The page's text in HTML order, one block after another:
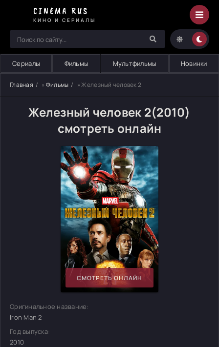
CINEMA RUS
КИНО И СЕРИАЛЫ
Сериалы Фильмы Мультфильмы Новинки
Главная » Фильмы » Железный человек 2
Железный человек 2(2010)
смотреть онлайн
СМОТРЕТЬ ОНЛАЙН
Оригинальное название:
Iron Man 2
Год выпуска:
2010